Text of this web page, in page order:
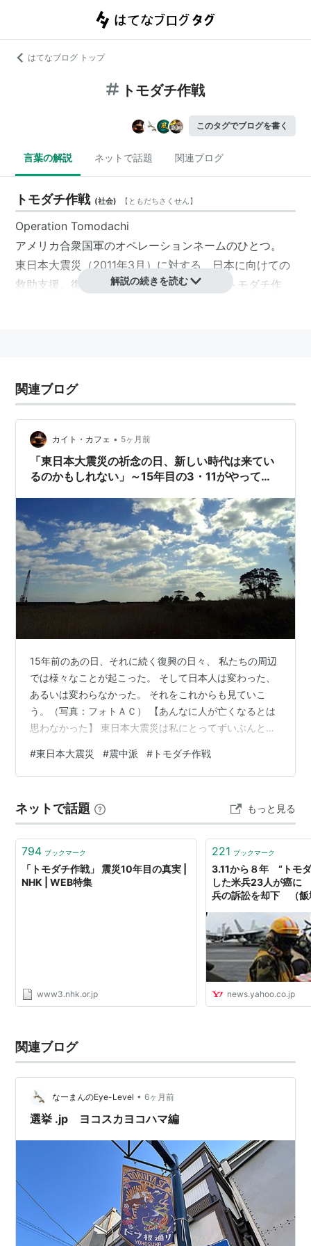
はてなブログ トップ
トモダチ作戦
このタグでブログを書く
言葉の解説 ネットで話題 関連ブログ
トモダチ作戦 (社会) 【 ともだちさくせん】
Operation Tomodachi
アメリカ合衆国軍のオペレーションネームのひとつ。
東日本大震災（2011年3月）に対する、日本に向けての
救助支援、復興支援を行う作戦のこと。「トモダチ作
艦船22隻
航空機132機
主な活動
海上の捜索・救難活動
救援物資の提供・輸送
ヘリコプターの給油活動
原子炉の専門家を派遣
解説の続きを読む
関連ブログ
カイト・カフェ • 5ヶ月前
「東日本大震災の祈念の日、新しい時代は来てい
るのかもしれない」～15年目の3・11がやってき
15年前のあの日、それに続く復興の日々、 私たちの周辺
では様々なことが起こった。 そして日本人は変わった、
あるいは変わらなかった。 それをこれからも見ていこ
う。（写真：フォトＡＣ） 【あんなに人が亡くなるとは
思わなかった】 東日本大震災は私にとってずいぶんと予
時半ごろ、私は市内の大学病院の集中治療室廊下にいま
した。むかし関わりのあった子どもが意識不明で低体温
大きな地震があって大津波が発生したことは知っていま
したが、阪神・淡路大震災から16年、公共の建築物のほ
とんどは耐震工事を終えており、津…
#東日本大震災 #震中派 # トモダチ作戦
ネットで話題 もっと見る
794 ブックマーク
「トモダチ作戦」 震災10年目の真実 |
NHK | WEB特集
www3.nhk.or.jp
221 ブックマーク
3.11から８年 “トモ
した米兵23人が癌に
兵の訴訟を却下 （飯
news.yahoo.co.jp
関連ブログ
なーまんのEye-Level • 6ヶ月前
選挙 .jp ヨコスカヨコハマ編